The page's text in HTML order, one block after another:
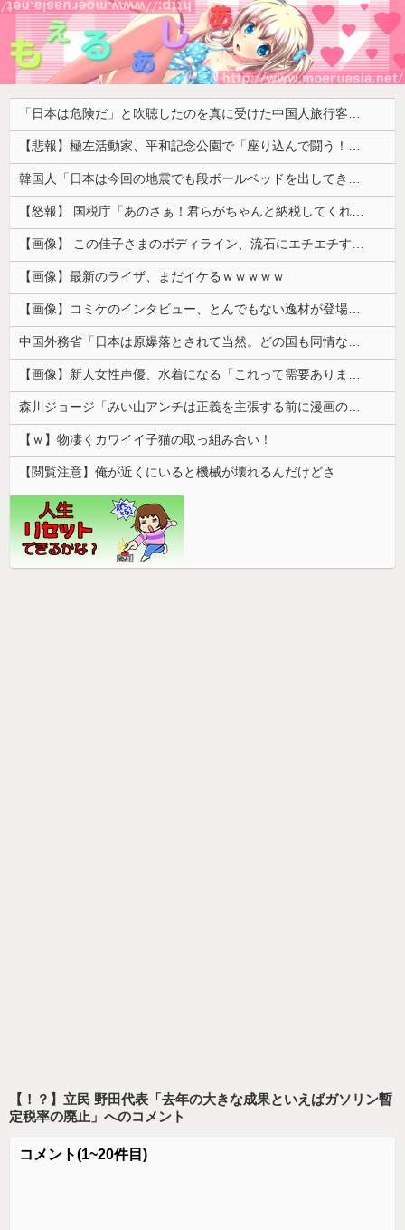
「日本は危険だ」と吹聴したのを真に受けた中国人旅行客、だが代替旅行先が日本ほど安全ではなかった結果……
【悲報】極左活動家、平和記念公園で「座り込んで闘う！」と意気込むも… → 警察に完全排除されてしまう ………
韓国人「日本は今回の地震でも段ボールベッドを出してきたので後進国なのは変わらないようです」
【怒報】 国税庁「あのさぁ！君らがちゃんと納税してくれないとこうなっちゃうけどどうする？！」←これw w w w w w w w
【画像】 この佳子さまのボディライン、流石にエチエチすぎやろ！
【画像】最新のライザ、まだイケるｗｗｗｗｗ
【画像】コミケのインタビュー、とんでもない逸材が登場ｗｗｗｗｗｗ 【Pickup07092041】
中国外務省「日本は原爆落とされて当然。どの国も同情なんかしない」
【画像】新人女性声優、水着になる「これって需要ありますか？」
森川ジョージ「みい山アンチは正義を主張する前に漫画の無断転載をやめろよ」←これwwww
【ｗ】物凄くカワイイ子猫の取っ組み合い！
【閲覧注意】俺が近くにいると機械が壊れるんだけどさ
【！？】立民 野田代表「去年の大きな成果といえばガソリン暫
定税率の廃止」 へのコメント
コメント(1~20件目)